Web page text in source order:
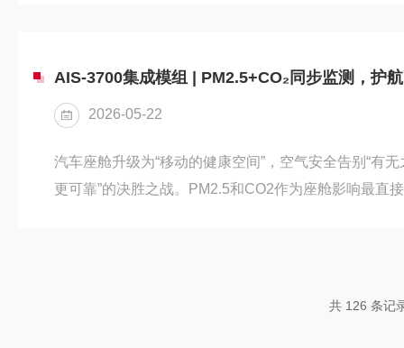
计正悄然升级。一、差压式流量计：百年技术的局限
应用于石油、化工及电力等行业，是流...
AIS-3700集成模组 | PM2.5+CO₂同步监测，护
2026-05-22
汽车座舱升级为“移动的健康空间”，空气安全告别“有
更可靠”的决胜之战。PM2.5和CO2作为座舱影响最直
吸健康，更暗藏行车安全隐患。•隐形呼吸刺客
共 126 条记